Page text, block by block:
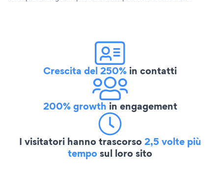
Crescita del 250% in contatti
200% growth in engagement
I visitatori hanno trascorso2,5 volte più
temposul loro sito